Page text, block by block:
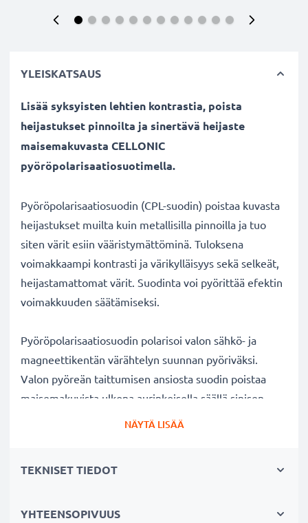
YLEISKATSAUS
Lisää syksyisten lehtien kontrastia, poista
heijastukset pinnoilta ja sinertävä heijaste
maisemakuvasta CELLONIC
pyöröpolarisaatiosuotimella.
Pyöröpolarisaatiosuodin (CPL-suodin) poistaa kuvasta
heijastukset muilta kuin metallisilla pinnoilla ja tuo
siten värit esiin vääristymättöminä. Tuloksena
voimakkaampi kontrasti ja värikylläisyys sekä selkeät,
heijastamattomat värit. Suodinta voi pyörittää efektin
voimakkuuden säätämiseksi.
Pyöröpolarisaatiosuodin polarisoi valon sähkö- ja
magneettikentän värähtelyn suunnan pyöriväksi.
Valon pyöreän taittumisen ansiosta suodin poistaa
maisemakuvista ulkona aurinkoisella säällä sinisen
usvan. Lisäksi polarisaatiosuotimella voi kuvata
✔ Poistaa heijastukset ei-metallisilta pinnoilta (esim.
NÄYTÄ LISÄÄ
TEKNISET TIEDOT
YHTEENSOPIVUUS